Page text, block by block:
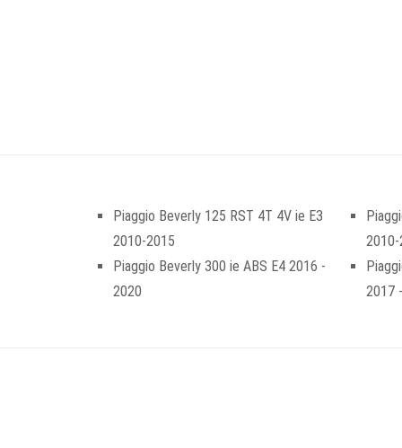
Piaggio Beverly 125 RST 4T 4V ie E3
2010-2015
Piaggio Beverly 300 ie ABS E4 2016 -
2020
2017